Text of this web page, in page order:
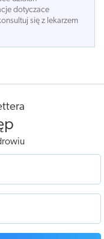
dotyczace
się z lekarzem